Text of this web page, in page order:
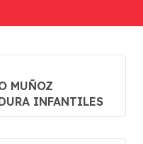
MUÑOZ
INFANTILES